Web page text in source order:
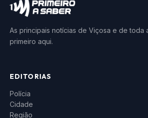
As principais notícias de Viçosa e de toda
primeiro aqui.
EDITORIAS
Polícia
Cidade
Região